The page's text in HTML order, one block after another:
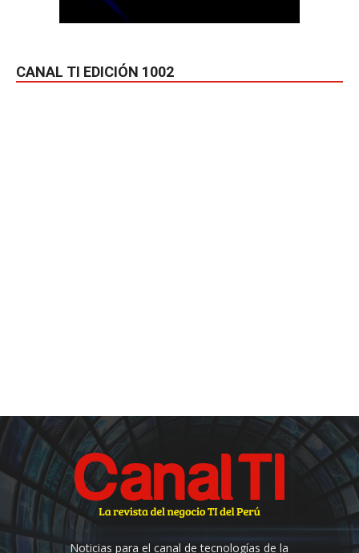
CANAL TI EDICIÓN 1002
Noticias para el canal de tecnologías de la